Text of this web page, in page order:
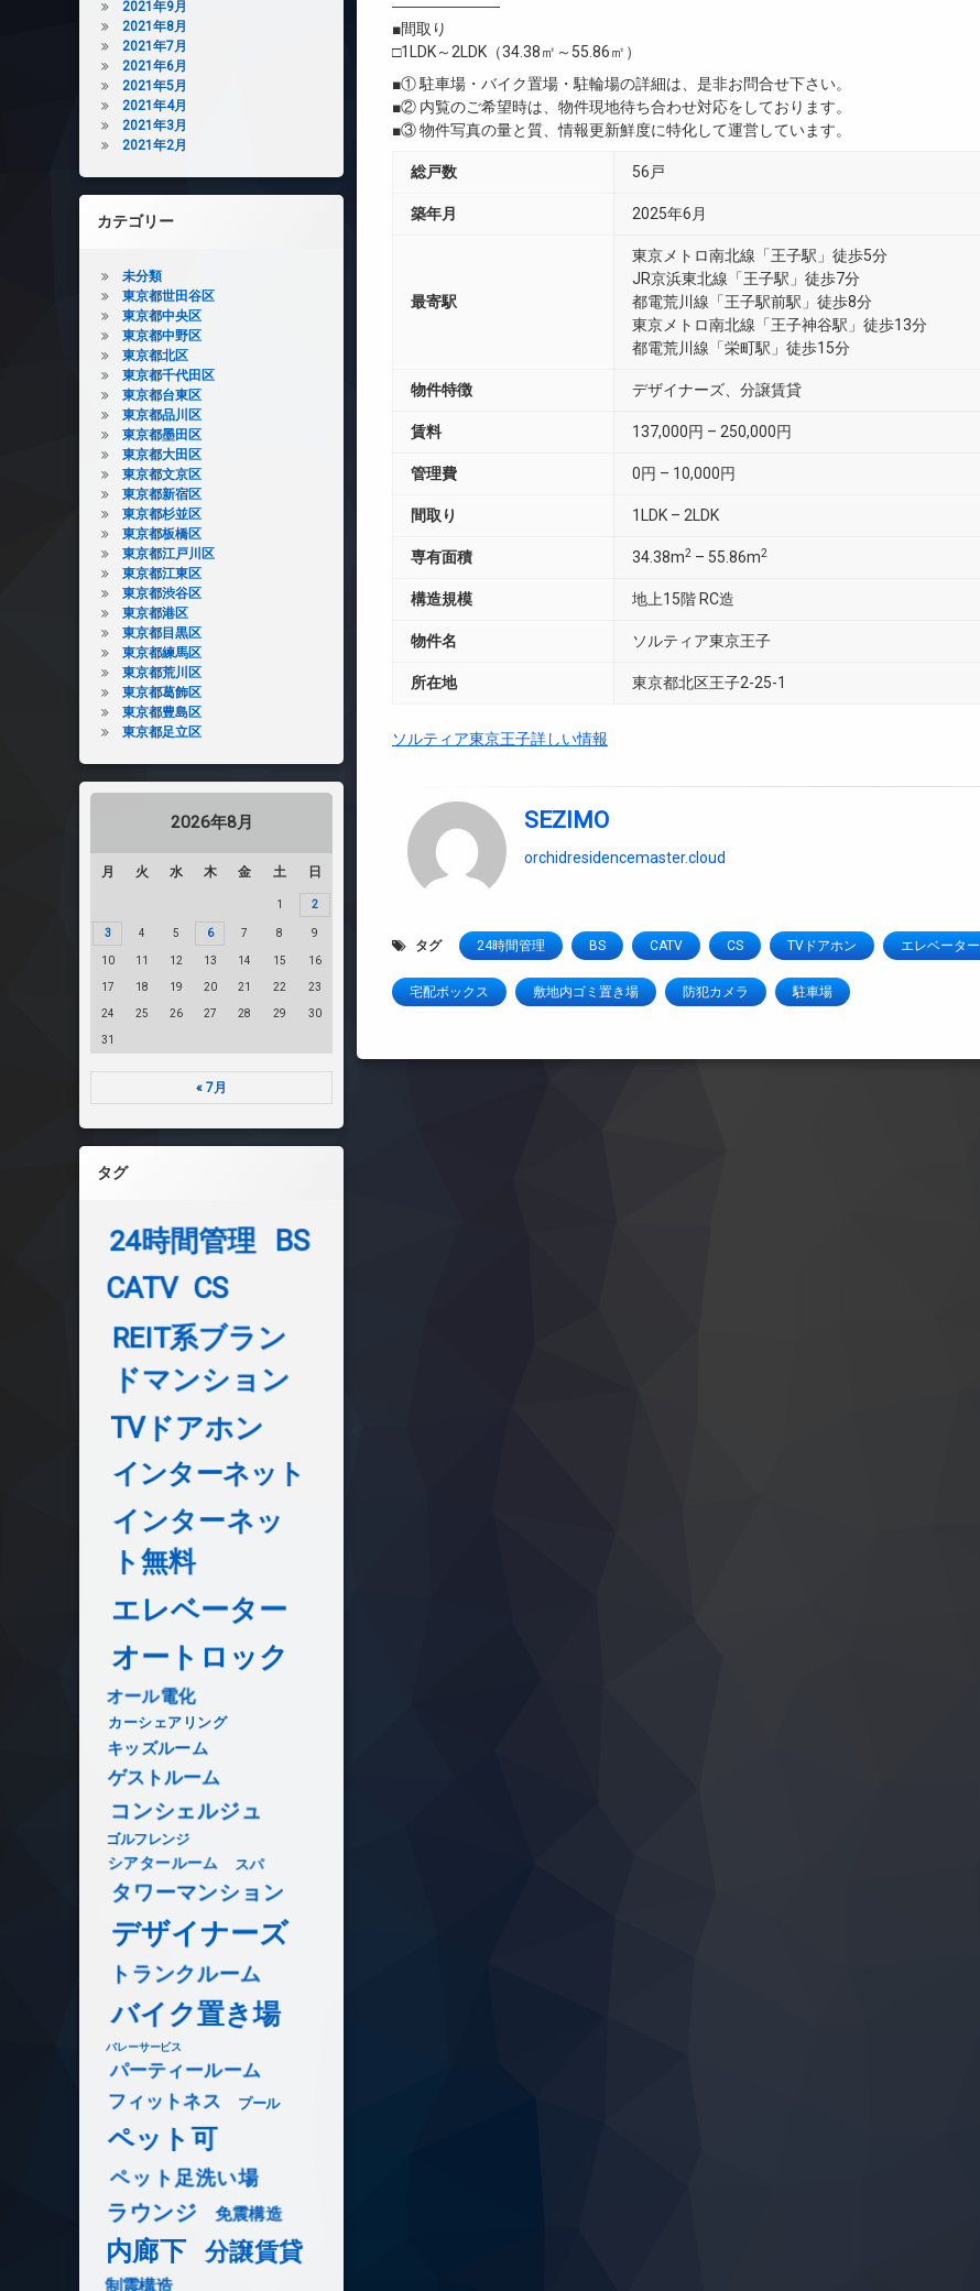
―――――――
■間取り
□1LDK～2LDK（34.38㎡～55.86㎡）
■① 駐車場・バイク置場・駐輪場の詳細は、是非お問合せ下さい。
■② 内覧のご希望時は、物件現地待ち合わせ対応をしております。
■③ 物件写真の量と質、情報更新鮮度に特化して運営しています。
総戸数 56戸
築年月 2025年6月
最寄駅
東京メトロ南北線「王子駅」徒歩5分
JR京浜東北線「王子駅」徒歩7分
都電荒川線「王子駅前駅」徒歩8分
東京メトロ南北線「王子神谷駅」徒歩13分
都電荒川線「栄町駅」徒歩15分
物件特徴 デザイナーズ、分譲賃貸
賃料 137,000円 – 250,000円
管理費 0円 – 10,000円
間取り 1LDK – 2LDK
専有面積 34.38m2 – 55.86m2
構造規模 地上15階 RC造
物件名 ソルティア東京王子
所在地 東京都北区王子2-25-1
ソルティア東京王子詳しい情報
SEZIMO
orchidresidencemaster.cloud
タグ 24時間管理 BS CATV CS TVドアホン エレベーター
宅配ボックス 敷地内ゴミ置き場 防犯カメラ 駐車場
2021年9月
2021年8月
2021年7月
2021年6月
2021年5月
2021年4月
2021年3月
2021年2月
カテゴリー
未分類
東京都世田谷区
東京都中央区
東京都中野区
東京都北区
東京都千代田区
東京都台東区
東京都品川区
東京都墨田区
東京都大田区
東京都文京区
東京都新宿区
東京都杉並区
東京都板橋区
東京都江戸川区
東京都江東区
東京都渋谷区
東京都港区
東京都目黒区
東京都練馬区
東京都荒川区
東京都葛飾区
東京都豊島区
東京都足立区
2026年8月
月 火 水 木 金 土 日
1 2
3 4 5 6 7 8 9
10 11 12 13 14 15 16
17 18 19 20 21 22 23
24 25 26 27 28 29 30
31
« 7月
タグ
24時間管理
BS
CATV CS
REIT系ブラン
ドマンション
TVドアホン
インターネット
インターネッ
ト無料
エレベーター
オートロック
オール電化
カーシェアリング
キッズルーム
ゲストルーム
コンシェルジュ
ゴルフレンジ
シアタールーム スパ
タワーマンション
デザイナーズ
トランクルーム
バイク置き場
バレーサービス
パーティールーム
フィットネス プール
ペット可
ペット足洗い場
ラウンジ 免震構造
内廊下 分譲賃貸
制震構造